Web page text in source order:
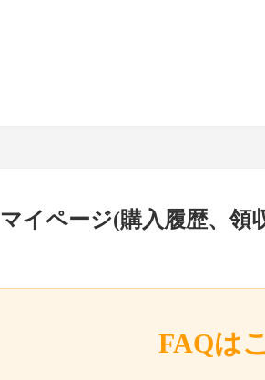
マイページ(購入履歴、領
FAQは